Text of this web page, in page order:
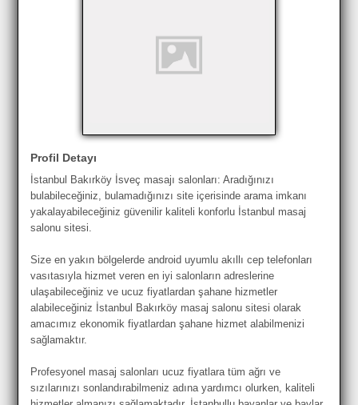
Profil Detayı
İstanbul Bakırköy İsveç masajı salonları: Aradığınızı
bulabileceğiniz, bulamadığınızı site içerisinde arama imkanı
yakalayabileceğiniz güvenilir kaliteli konforlu İstanbul masaj
salonu sitesi.
Size en yakın bölgelerde android uyumlu akıllı cep telefonları
vasıtasıyla hizmet veren en iyi salonların adreslerine
ulaşabileceğiniz ve ucuz fiyatlardan şahane hizmetler
alabileceğiniz İstanbul Bakırköy masaj salonu sitesi olarak
amacımız ekonomik fiyatlardan şahane hizmet alabilmenizi
sağlamaktır.
Profesyonel masaj salonları ucuz fiyatlara tüm ağrı ve
sızılarınızı sonlandırabilmeniz adına yardımcı olurken, kaliteli